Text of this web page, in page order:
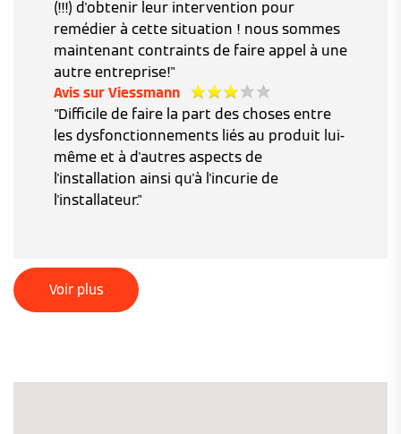
(!!!) d'obtenir leur intervention pour
remédier à cette situation ! nous sommes
maintenant contraints de faire appel à une
autre entreprise!"
Avis sur Viessmann
"Difficile de faire la part des choses entre
les dysfonctionnements liés au produit lui-
même et à d'autres aspects de
l'installation ainsi qu'à l'incurie de
l'installateur."
Voir plus